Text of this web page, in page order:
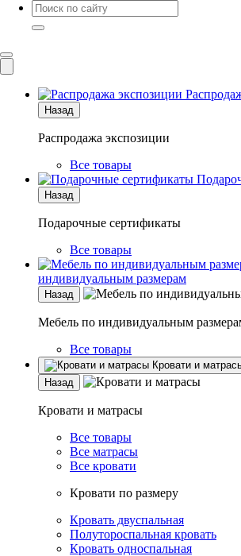
Назад
Распродажа экспозиции
Все товары
Назад
Подарочные сертификаты
Все товары
индивидуальным размерам
Назад
Мебель по индивидуальным
Все товары
Кровати и
Назад
Кровати и матрасы
Все товары
Все матрасы
Все кровати
Кровати по размеру
Кровать двуспальная
Полутороспальная кровать
Кровать односпальная